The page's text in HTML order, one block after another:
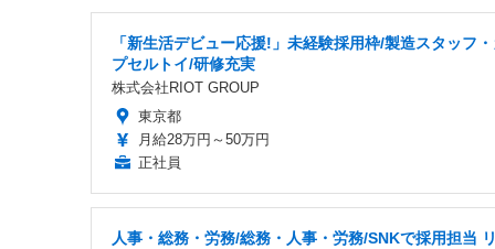
「新生活デビュー応援!」未経験採用枠/製造スタッフ
プセルトイ/研修充実
株式会社RIOT GROUP
東京都
月給28万円～50万円
正社員
人事・総務・労務/総務・人事・労務/SNKで採用担当